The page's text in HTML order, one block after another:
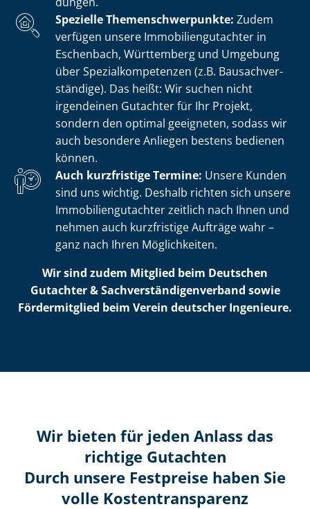
Spezielle The­men­schwer­punk­te: Zudem
verfügen unsere Im­mo­bi­li­en­gut­ach­ter in
Eschenbach, Württemberg und Umgebung
über Spe­zi­al­kom­pe­ten­zen (z.B. Bau­sach­ver­
stän­di­ge). Das heißt: Wir suchen nicht
irgendeinen Gutachter für Ihr Projekt,
sondern den optimal geeigneten, sodass wir
auch besondere Anliegen bestens bedienen
können.
Auch kurzfristige Termine: Unsere Kunden
sind uns wichtig. Deshalb richten sich unsere
Im­mo­bi­li­en­gut­ach­ter zeitlich nach Ihnen und
nehmen auch kurzfristige Aufträge wahr –
ganz nach Ihren Möglichkeiten.
Wir sind zudem Mitglied beim Deutschen
Gutachter & Sach­ver­stän­di­gen­ver­band sowie
Fördermitglied beim Verein deutscher Ingenieure.
Wir bieten für jeden Anlass das
richtige Gutachten
Durch unsere Festpreise haben Sie
volle Kosten­transparenz